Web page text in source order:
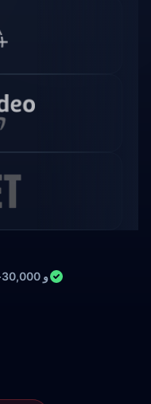
و 30,000+ قناة مميزة إضافية متاحة